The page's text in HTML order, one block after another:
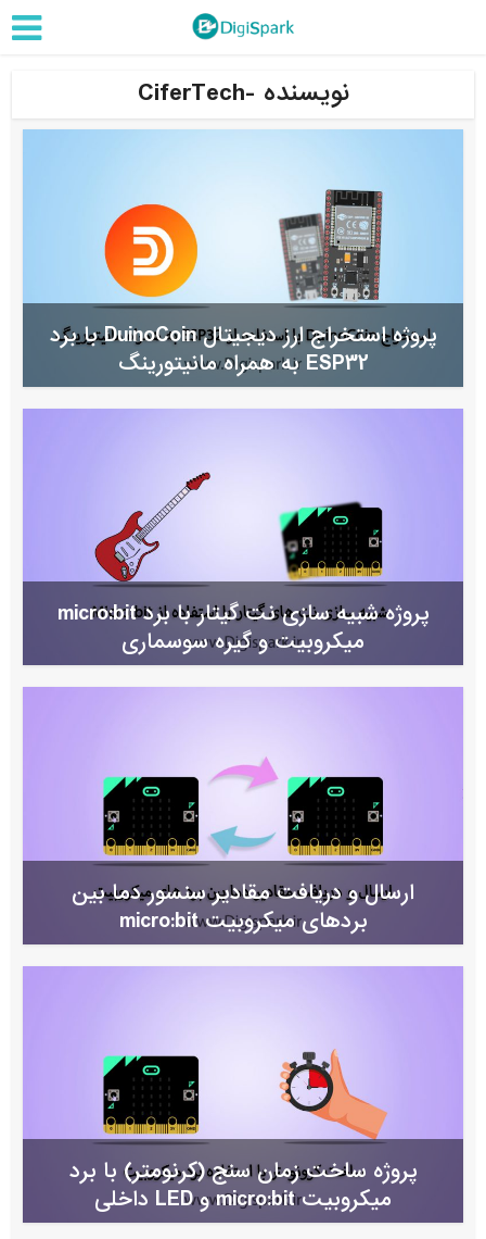
نویسنده -CiferTech
پروژه استخراج ارز دیجیتال DuinoCoin با برد
ESP32 به همراه مانیتورینگ
پروژه شبیه سازی نت گیتار با برد micro:bit
میکروبیت و گیره سوسماری
ارسال و دریافت مقادیر سنسور دما بین
بردهای میکروبیت micro:bit
پروژه ساخت زمان سنج (کرنومتر) با برد
میکروبیت micro:bit و LED داخلی